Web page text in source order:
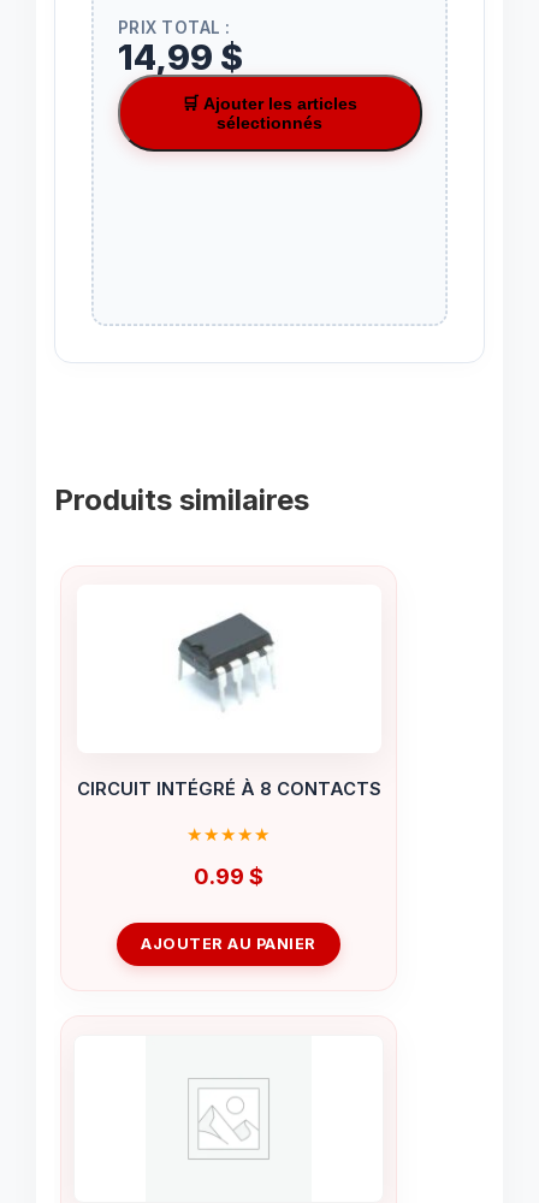
PRIX TOTAL :
14,99 $
🛒 Ajouter les articles
sélectionnés
Produits similaires
CIRCUIT INTÉGRÉ À 8 CONTACTS
0.99 $
AJOUTER AU PANIER